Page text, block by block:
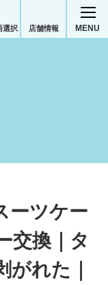
店舗情報
選択 MENU
ーツケー
交換｜タ
れた｜